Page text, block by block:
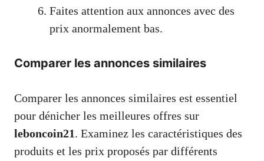
Faites attention aux annonces avec des
prix anormalement bas.
Comparer les annonces similaires
Comparer les annonces similaires est essentiel
pour dénicher les meilleures offres sur
leboncoin21. Examinez les caractéristiques des
produits et les prix proposés par différents